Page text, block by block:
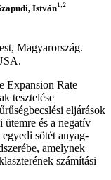
István1,2
1,2
Magyarország.
Expansion Rate
tesztelése
eljárások
és a negatív
sötét anyag-
amelynek
számítási